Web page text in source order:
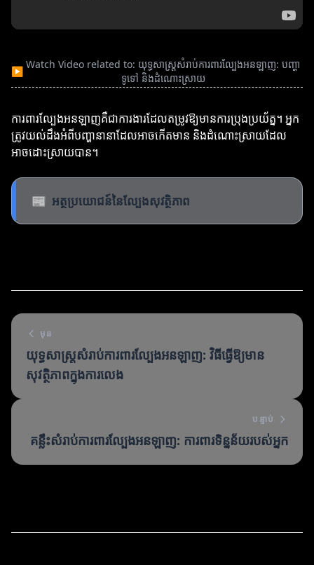
▶
Watch Video related to: យុទ្ធសាស្ត្រសំរាប់ការពារល្បែងអនឡាញ: បញ្ហា
ទូទៅ និងដំណោះស្រាយ
ការពារល្បែងអនឡាញគឺជាការងារដែលតម្រូវឱ្យមានការប្រុងប្រយ័ត្ន។ អ្នក
ត្រូវយល់ដឹងអំពីបញ្ហានានាដែលអាចកើតមាន និងដំណោះស្រាយដែល
អាចដោះស្រាយបាន។
📰 អត្ថប្រយោជន៍នៃល្បែងសុវត្ថិភាព
មុន
យុទ្ធសាស្ត្រសំរាប់ការពារល្បែងអនឡាញ: វិធីធ្វើឱ្យមាន
សុវត្ថិភាពក្នុងការលេង
បន្ទាប់
គន្លឹះសំរាប់ការពារល្បែងអនឡាញ: ការពារទិន្នន័យរបស់អ្នក